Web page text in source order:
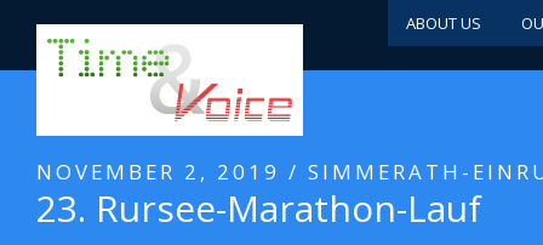
ABOUT US
NOVEMBER 2, 2019 / SIMMERATH-
23. Rursee-Marathon-Lauf